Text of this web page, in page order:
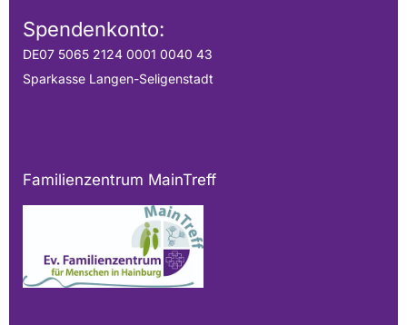
Spendenkonto:
DE07 5065 2124 0001 0040 43
Sparkasse Langen-Seligenstadt
Familienzentrum MainTreff